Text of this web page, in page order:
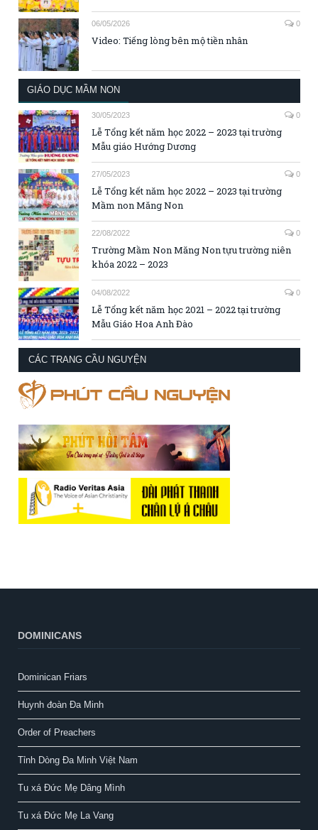
06/05/2026 0
Video: Tiếng lòng bên mộ tiền nhân
GIÁO DỤC MẦM NON
30/05/2023 0
Lễ Tổng kết năm học 2022 – 2023 tại trường
Mẫu giáo Hướng Dương
27/05/2023 0
Lễ Tổng kết năm học 2022 – 2023 tại trường
Mầm non Măng Non
22/08/2022 0
Trường Mầm Non Măng Non tựu trường niên
khóa 2022 – 2023
04/08/2022 0
Lễ Tổng kết năm học 2021 – 2022 tại trường
Mẫu Giáo Hoa Anh Đào
CÁC TRANG CẦU NGUYỆN
DOMINICANS
Dominican Friars
Huynh đoàn Đa Minh
Order of Preachers
Tỉnh Dòng Đa Minh Việt Nam
Tu xá Đức Mẹ Dâng Mình
Tu xá Đức Mẹ La Vang